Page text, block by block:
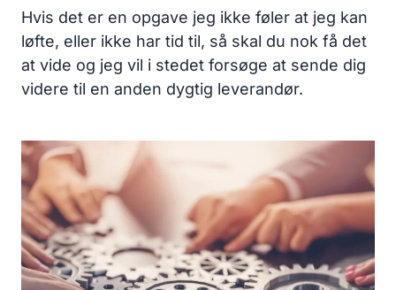
Hvis det er en opgave jeg ikke føler at jeg kan
løfte, eller ikke har tid til, så skal du nok få det
at vide og jeg vil i stedet forsøge at sende dig
videre til en anden dygtig leverandør.